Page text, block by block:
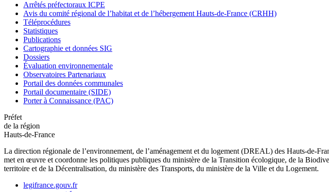
Arrêtés préfectoraux ICPE
Avis du comité régional de l’habitat et de l’hébergement Hauts-de-France (CRHH)
Téléprocédures
Statistiques
Publications
Cartographie et données SIG
Dossiers
Évaluation environnementale
Observatoires Partenariaux
Portail des données communales
Portail documentaire (SIDE)
Porter à Connaissance (PAC)
Préfet
de la région
Hauts-de-France
La direction régionale de l’environnement, de l’aménagement et du logement (DREAL) des Hauts-de-
met en œuvre et coordonne les politiques publiques du ministère de la Transition écologique, de la
territoire et de la Décentralisation, du ministère des Transports, du ministère de la Ville et du Logement.
legifrance.gouv.fr